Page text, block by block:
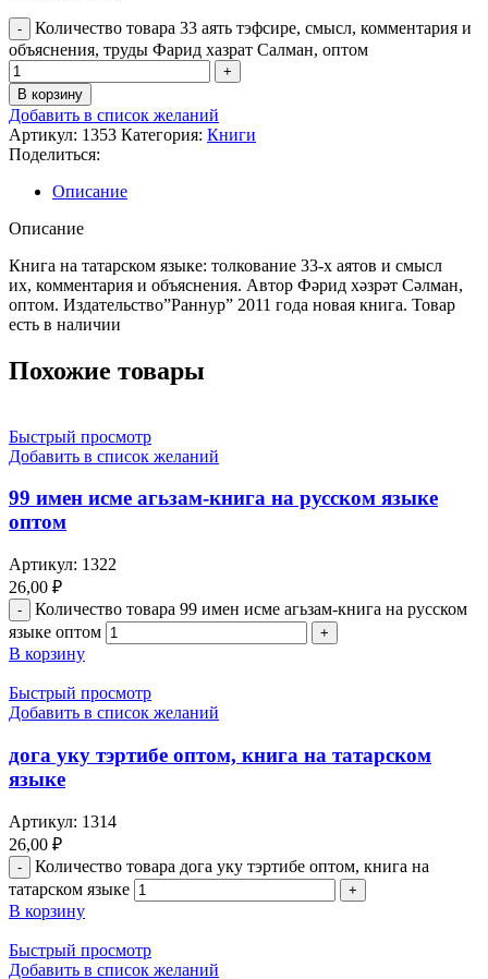
Количество товара 33 аять тэфсире, смысл, комментария и
объяснения, труды Фарид хазрат Салман, оптом
В корзину
Добавить в список желаний
Артикул: 1353 Категория: Книги
Поделиться:
Описание
Описание
Книга на татарском языке: толкование 33-х аятов и смысл
их, комментария и объяснения. Автор Фәрид хәзрәт Сәлман,
оптом. Издательство”Раннур” 2011 года новая книга. Товар
есть в наличии
Похожие товары
Быстрый просмотр
Добавить в список желаний
99 имен исме агьзам-книга на русском языке
оптом
Артикул: 1322
26,00 ₽
Количество товара 99 имен исме агьзам-книга на русском
языке оптом
В корзину
Быстрый просмотр
Добавить в список желаний
дога уку тэртибе оптом, книга на татарском
языке
Артикул: 1314
26,00 ₽
Количество товара дога уку тэртибе оптом, книга на
татарском языке
В корзину
Быстрый просмотр
Добавить в список желаний